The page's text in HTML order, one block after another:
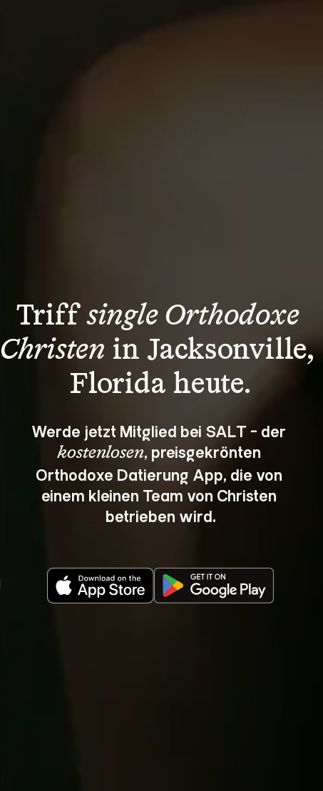
Triff single Orthodoxe
Christen in Jacksonville,
Florida heute.
Werde jetzt Mitglied bei SALT - der
kostenlosen, preisgekrönten
Orthodoxe Datierung App, die von
einem kleinen Team von Christen
betrieben wird.